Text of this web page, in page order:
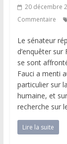
20 décembre
Commentaire
Le sénateur
d’enquêter
se sont
Fauci a menti
particulier sur
humaine, et
recherche sur
Lire la suite